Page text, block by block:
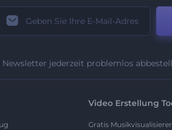
Newsletter jederzeit problemlos
Video Erstellung
Gratis Musikvisualisierer